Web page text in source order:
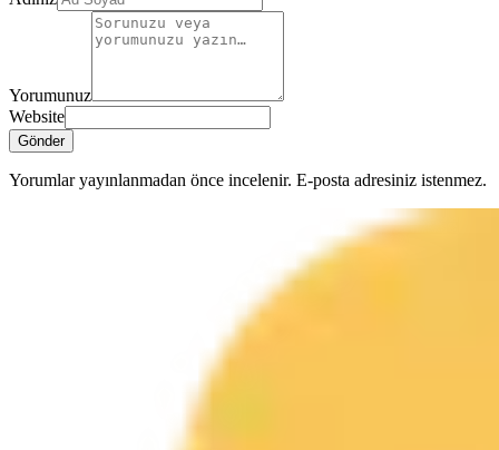
Yorumunuz
Website
Gönder
Yorumlar yayınlanmadan önce incelenir. E-posta adresiniz istenmez.